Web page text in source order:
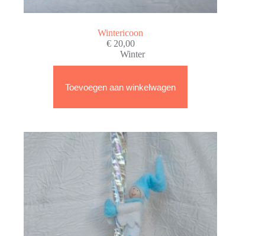
Wintericoon
€20,00
Winter
Toevoegen aan winkelwagen